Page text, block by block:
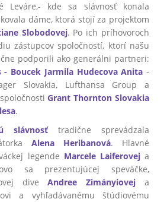
Leváre,- kde sa slávnosť konala
dáme, ktorá stojí za projektom
Slobodovej. Po ich príhovoroch
zástupcov spoločností, ktorí našu
podporili ako generálni partneri:
Boucek Jarmila Hudecova Anita -
Slovakia, Lufthansa Group a
Grant Thornton Slovakia
.
slávnosťtradične sprevádzala
Alena Heribanová. Hlavné
legende Marcele Laiferoveja
sa prezentujúcej speváčke,
diveAndree Zimányioveja
a vyhľadávanému štúdiovému